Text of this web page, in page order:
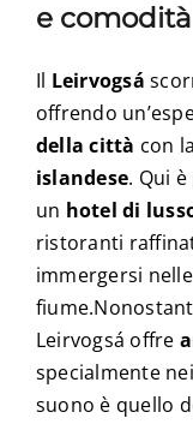
e comodità
Il Leirvogsá
offrendo
della città con la
islandese. Qui
un hotel di
ristoranti
immergersi
Leirvogsá offre
specialmente
suono è quello